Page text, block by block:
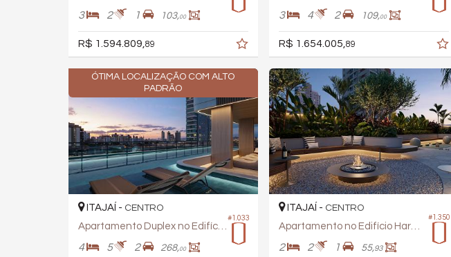
3 2 1 103,00
R$ 1.594.809, 89
3 4 2 109,00
R$ 1.654.005, 89
ÓTIMA LOCALIZAÇÃO COM ALTO
PADRÃO
#1.033
ITAJAÍ - CENTRO
4 5 2 268,00
#1.350
ITAJAÍ - CENTRO
Apartamento no Edifício Harmonic
2 2 1 55,93